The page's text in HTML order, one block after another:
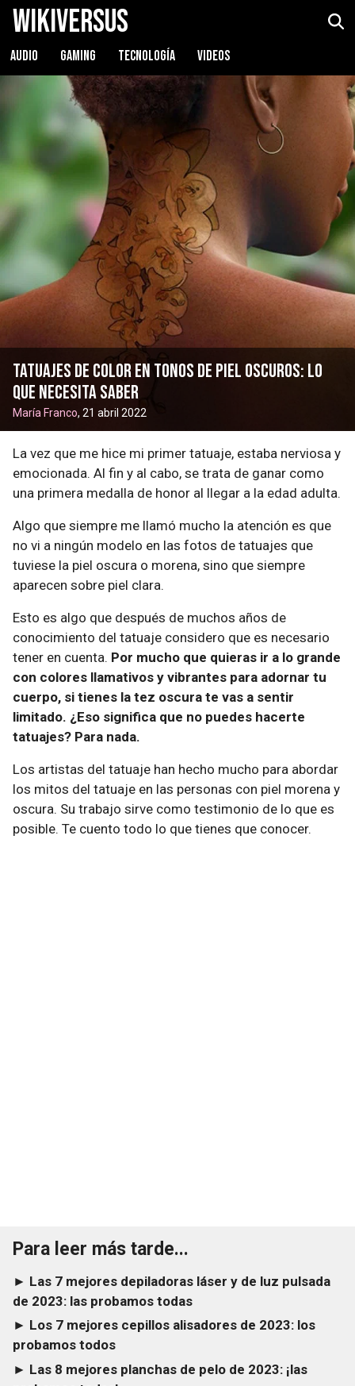
WikiVersus
AUDIO GAMING TECNOLOGÍA VIDEOS
Tatuajes de color en tonos de piel oscuros: lo
que necesita saber
María Franco, 21 abril 2022
La vez que me hice mi primer tatuaje, estaba nerviosa y
emocionada. Al fin y al cabo, se trata de ganar como
una primera medalla de honor al llegar a la edad adulta.
Algo que siempre me llamó mucho la atención es que
no vi a ningún modelo en las fotos de tatuajes que
tuviese la piel oscura o morena, sino que siempre
aparecen sobre piel clara.
Esto es algo que después de muchos años de
conocimiento del tatuaje considero que es necesario
tener en cuenta. Por mucho que quieras ir a lo grande
con colores llamativos y vibrantes para adornar tu
cuerpo, si tienes la tez oscura te vas a sentir
limitado. ¿Eso significa que no puedes hacerte
tatuajes? Para nada.
Los artistas del tatuaje han hecho mucho para abordar
los mitos del tatuaje en las personas con piel morena y
oscura. Su trabajo sirve como testimonio de lo que es
posible. Te cuento todo lo que tienes que conocer.
Para leer más tarde...
► Las 7 mejores depiladoras láser y de luz pulsada
de 2023: las probamos todas
► Los 7 mejores cepillos alisadores de 2023: los
probamos todos
► Las 8 mejores planchas de pelo de 2023: ¡las